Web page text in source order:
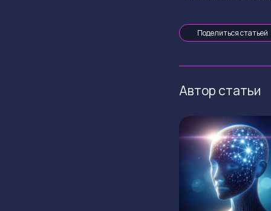
Поделиться статьей
Автор статьи